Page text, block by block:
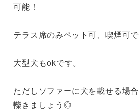
可能！
テラス席のみペット可、喫煙可で
大型犬もokです。
ただしソファーに犬を載せる場
轢きましょう◎